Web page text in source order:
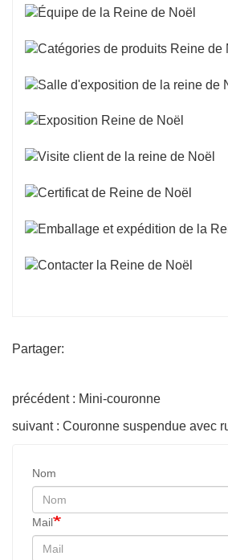
Partager:
précédent : Mini-couronne
suivant : Couronne suspendue avec
Nom
Mail